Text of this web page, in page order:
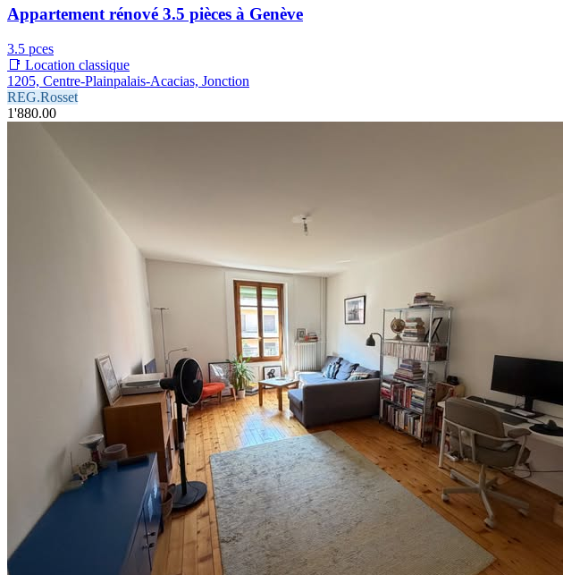
Appartement rénové 3.5 pièces à Genève
3.5 pces
📑 Location classique
1205, Centre-Plainpalais-Acacias, Jonction
REG.Rosset
1'880.00